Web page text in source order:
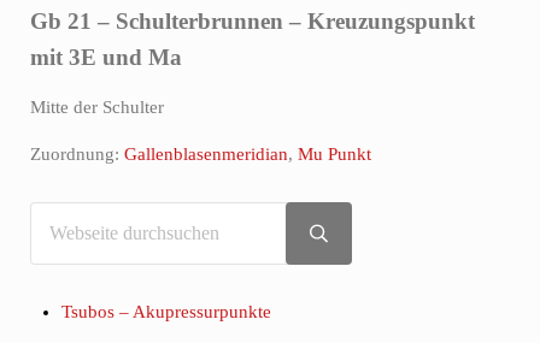
Gb 21 – Schulterbrunnen – Kreuzungspunkt
mit 3E und Ma
Mitte der Schulter
Zuordnung: Gallenblasenmeridian, Mu Punkt
Sidebar
Submit search
Tsubos – Akupressurpunkte